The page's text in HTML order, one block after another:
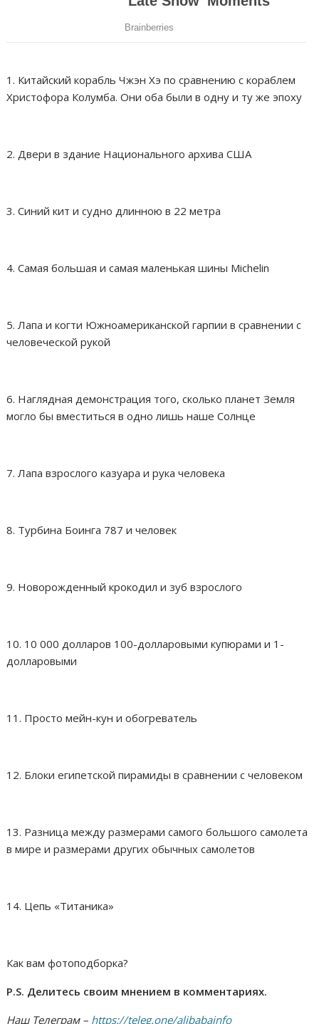
1. Китайский корабль Чжэн Хэ по сравнению с кораблем
Христофора Колумба. Они оба были в одну и ту же эпоху
2. Двери в здание Национального архива США
3. Синий кит и судно длинною в 22 метра
4. Самая большая и самая маленькая шины Michelin
5. Лапа и когти Южноамериканской гарпии в сравнении с
человеческой рукой
6. Наглядная демонстрация того, сколько планет Земля
могло бы вместиться в одно лишь наше Солнце
7. Лапа взрослого казуара и рука человека
8. Турбина Боинга 787 и человек
9. Новорожденный крокодил и зуб взрослого
10. 10 000 долларов 100-долларовыми купюрами и 1-
долларовыми
11. Просто мейн-кун и обогреватель
12. Блоки египетской пирамиды в сравнении с человеком
13. Разница между размерами самого большого самолета
в мире и размерами других обычных самолетов
14. Цепь «Титаника»
Как вам фотоподборка?
P.S. Делитесь своим мнением в комментариях.
Наш Телеграм – https://teleg.one/alibabainfo